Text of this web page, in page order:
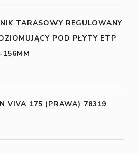
TARASOWY REGULOWANY
POD PŁYTY ETP
156MM
VIVA 175 (PRAWA) 78319